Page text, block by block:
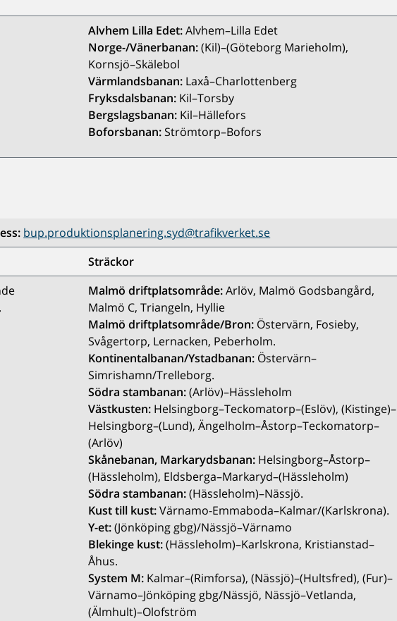
Alvhem Lilla Edet:Alvhem–Lilla Edet
Norge-/Vänerbanan:(Kil)–(Göteborg Marieholm),
Kornsjö–Skälebol
Värmlandsbanan: Laxå–Charlottenberg
Fryksdalsbanan: Kil–Torsby
Bergslagsbanan: Kil–Hällefors
Boforsbanan:Strömtorp–Bofors
bup.produktionsplanering.syd@trafikverket.se
Sträckor
Malmö driftplatsområde:Arlöv, Malmö Godsbangård,
Malmö C, Triangeln, Hyllie
Malmö driftplatsområde/Bron: Östervärn, Fosieby,
Svågertorp, Lernacken, Peberholm.
Kontinentalbanan/Ystadbanan: Östervärn–
Simrishamn/Trelleborg.
Södra stambanan:(Arlöv)–Hässleholm
Västkusten: Helsingborg–Teckomatorp–(Eslöv), (Kistinge)–
Helsingborg–(Lund), Ängelholm–Åstorp–Teckomatorp–
(Arlöv)
Skånebanan, Markarydsbanan: Helsingborg–Åstorp–
(Hässleholm), Eldsberga–Markaryd–(Hässleholm)
Södra stambanan:(Hässleholm)–Nässjö.
Kust till kust:Värnamo-Emmaboda–Kalmar/(Karlskrona).
Y-et:(Jönköping gbg)/Nässjö–Värnamo
Blekinge kust:(Hässleholm)–Karlskrona, Kristianstad–
Åhus.
System M: Kalmar–(Rimforsa), (Nässjö)–(Hultsfred), (Fur)–
Värnamo–Jönköping gbg/Nässjö, Nässjö–Vetlanda,
(Älmhult)–Olofström